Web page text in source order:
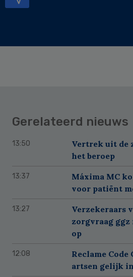
Gerelateerd nieuws
13:50
Vertrek uit de
het beroep
13:37
Máxima MC
voor patiënt
13:27
Verzekeraars
zorgvraag
op
12:08
Reclame
artsen gelijk